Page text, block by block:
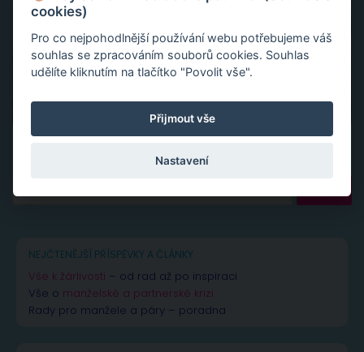
NEJČTENĚJŠÍ PŘÍSPĚVKY A ČLÁNKY
Vše k žárlivosti – od rad až po inspiraci
Vše o manželské a partnerské krizi
Rady pro manžele a páry – poradna
cookies)
Pro co nejpohodlnější používání webu potřebujeme váš
souhlas se zpracováním souborů cookies. Souhlas
udělíte kliknutím na tlačítko "Povolit vše".
Přijmout vše
Nastavení